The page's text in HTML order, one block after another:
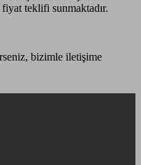
teklifi sunmaktadır.
bizimle iletişime